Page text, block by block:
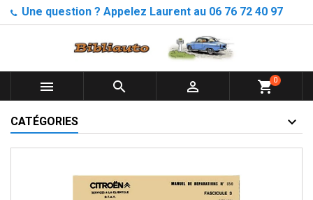
Une question ? Appelez Laurent au 06 76 72 40 97
   shopping_cart0
CATÉGORIES